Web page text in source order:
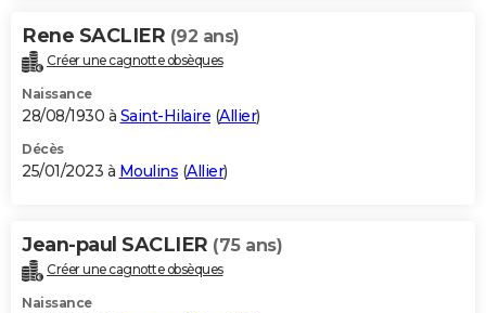
Rene SACLIER (92 ans)
Créer une cagnotte obsèques
Naissance
28/08/1930 à Saint-Hilaire (Allier)
Décès
25/01/2023 à Moulins (Allier)
Jean-paul SACLIER (75 ans)
Créer une cagnotte obsèques
Naissance